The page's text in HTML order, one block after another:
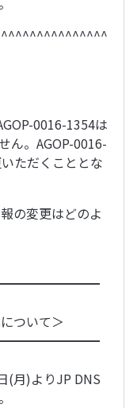
0016-1354は
ん。AGOP-0016-
ただくこととな
の変更はどのよ
ついて＞
(月)よりJP DNS